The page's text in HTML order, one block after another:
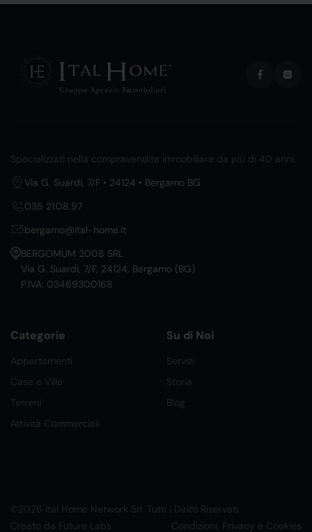
Specializzati nella compravendita immobiliare da più di 40 anni.
Via G. Suardi, 7/F • 24124 • Bergamo BG
035 21.08.97
bergamo@ital-home.it
BERGOMUM 2008 SRL
Via G. Suardi, 7/F, 24124, Bergamo (BG)
P.IVA: 03469300168
Categorie
Appartamenti
Case e Ville
Terreni
Attività Commerciali
Su di Noi
Servizi
Storia
Blog
©2026 Ital Home Network Srl. Tutti i Diritti Riservati.
Creato da Future Labs
Condizioni, Privacy e Cookies